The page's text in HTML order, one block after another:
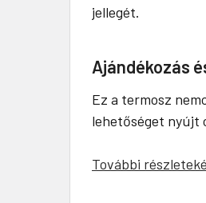
jellegét.
Ajándékozás
Ez a termosz
lehetőséget nyújt
További